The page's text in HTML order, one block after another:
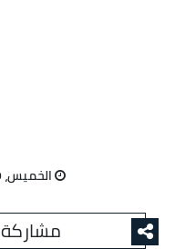
الخميس، 19 مارس 2026 05:56 م
مشاركة